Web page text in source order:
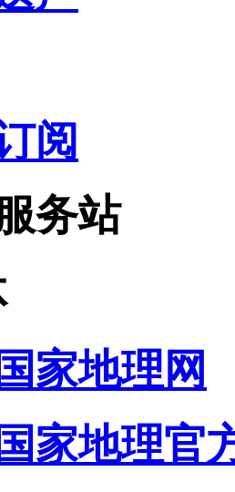
阅
务站
家地理网
家地理官